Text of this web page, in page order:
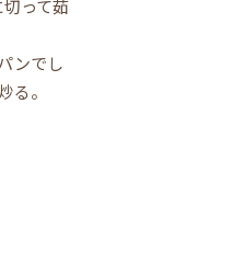
って茹
ンでし
る。